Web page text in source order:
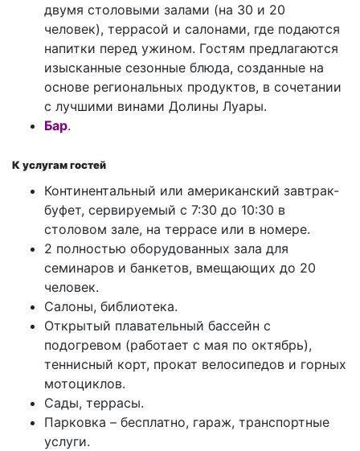
двумя столовыми залами (на 30 и 20
человек), террасой и салонами, где подаются
напитки перед ужином. Гостям предлагаются
изысканные сезонные блюда, созданные на
основе региональных продуктов, в сочетании
с лучшими винами Долины Луары.
Бар.
К услугам гостей
Континентальный или американский завтрак-
буфет, сервируемый с 7:30 до 10:30 в
столовом зале, на террасе или в номере.
2 полностью оборудованных зала для
семинаров и банкетов, вмещающих до 20
человек.
Салоны, библиотека.
Открытый плавательный бассейн с
подогревом (работает с мая по октябрь),
теннисный корт, прокат велосипедов и горных
мотоциклов.
Сады, террасы.
Парковка – бесплатно, гараж, транспортные
услуги.